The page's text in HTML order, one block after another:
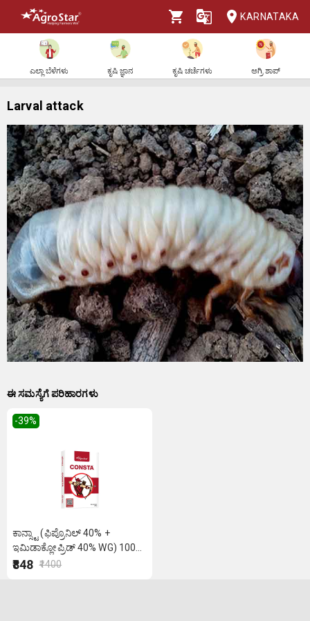
KARNATAKA
ಎಲ್ಲಾ ಬೆಳೆಗಳು ಕೃಷಿ ಜ್ಞಾನ ಕೃಷಿ ಚರ್ಚೆಗಳು ಅಗ್ರಿ ಶಾಪ್
Larval attack
ಈ ಸಮಸ್ಯೆಗೆ ಪರಿಹಾರಗಳು
-39%
ಕಾನ್ಸ್ಟಾ (ಫಿಪ್ರೊನಿಲ್ 40% +
ಇಮಿಡಾಕ್ಲೋಪ್ರಿಡ್ 40% WG) 100
ಗ್ರಾಂ
₹848 ₹1400